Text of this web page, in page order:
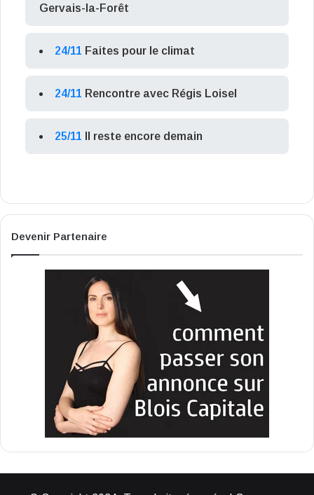
Gervais-la-Forêt
24/11 Faites pour le climat
24/11 Rencontre avec Régis Loisel
25/11 Il reste encore demain
Devenir Partenaire